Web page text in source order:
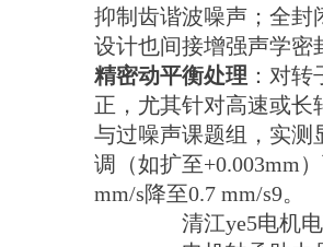
抑制齿谐波噪声；全封
设计也间接增强声学密
精密动平衡处理 ：对
正，尤其针对高速或长
与过噪声课题组，实测
调（如扩至+0.003mm
mm/s降至0.7 mm/s9。
清江ye5电机